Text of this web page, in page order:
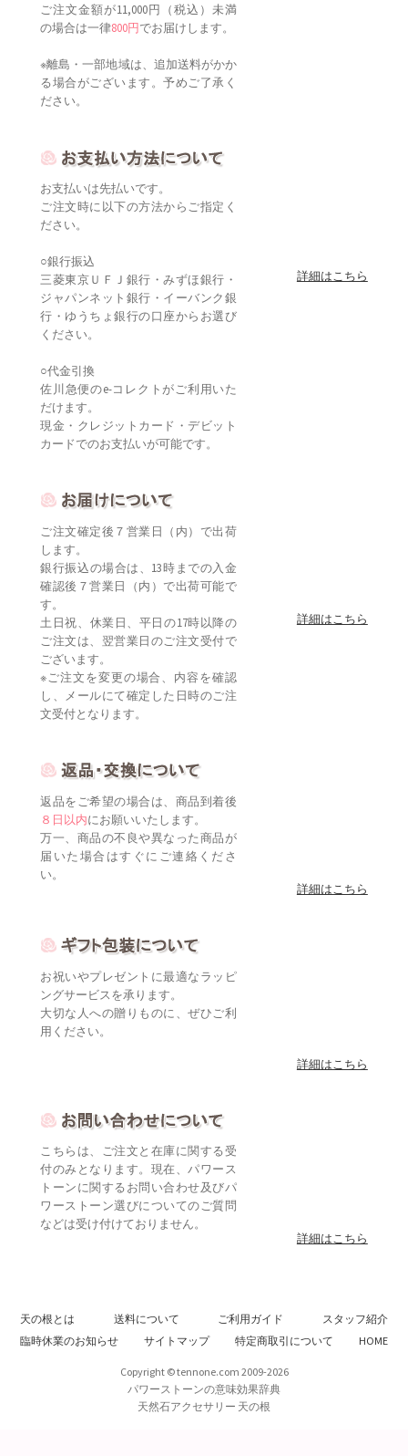
ご注文金額が11,000円（税込）未満
の場合は一律800円でお届けします。
※離島・一部地域は、追加送料がかか
る場合がございます。予めご了承く
ださい。
お支払いは先払いです。
ご注文時に以下の方法からご指定く
ださい。
○銀行振込
三菱東京ＵＦＪ銀行・みずほ銀行・
ジャパンネット銀行・イーバンク銀
行・ゆうちょ銀行の口座からお選び
ください。
○代金引換
佐川急便のe-コレクトがご利用いた
だけます。
現金・クレジットカード・デビット
カードでのお支払いが可能です。
詳細はこちら
ご注文確定後７営業日（内）で出荷
します。
銀行振込の場合は、13時までの入金
確認後７営業日（内）で出荷可能で
す。
土日祝、休業日、平日の17時以降の
ご注文は、翌営業日のご注文受付で
ございます。
※ご注文を変更の場合、内容を確認
し、メールにて確定した日時のご注
文受付となります。
詳細はこちら
返品をご希望の場合は、商品到着後
８日以内にお願いいたします。
万一、商品の不良や異なった商品が
届いた場合はすぐにご連絡くださ
い。
詳細はこちら
お祝いやプレゼントに最適なラッピ
ングサービスを承ります。
大切な人への贈りものに、ぜひご利
用ください。
詳細はこちら
こちらは、ご注文と在庫に関する受
付のみとなります。現在、パワース
トーンに関するお問い合わせ及びパ
ワーストーン選びについてのご質問
などは受け付けておりません。
詳細はこちら
天の根とは 送料について ご利用ガイド
スタッフ紹介
臨時休業のお知らせ
サイトマップ 特定商取引について HOME
Copyright © tennone.com 2009-2026
パワーストーンの意味効果辞典
天然石アクセサリー 天の根